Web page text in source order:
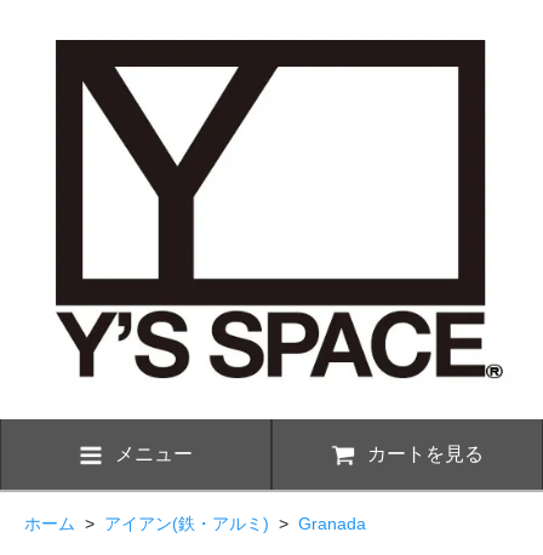
メニュー カートを見る
ホーム > アイアン(鉄・アルミ) > Granada